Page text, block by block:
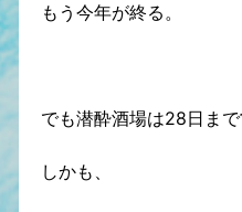
もう今年が終る。
でも潜酔酒場は28日まで
しかも、